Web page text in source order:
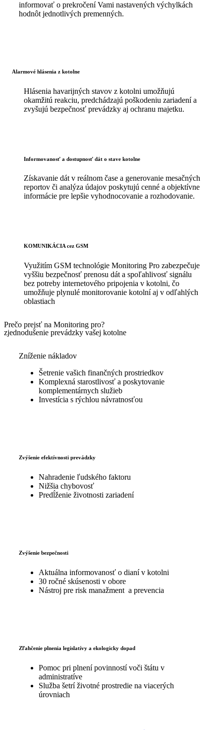
informovať o prekročení Vami nastavených výchylkách
hodnôt jednotlivých premenných.
Alarmové hlásenia z kotolne
Hlásenia havarijných stavov z kotolni umožňujú
okamžitú reakciu, predchádzajú poškodeniu zariadení a
zvyšujú bezpečnosť prevádzky aj ochranu majetku.
Informovanosť a dostupnosť dát o stave kotolne
Získavanie dát v reálnom čase a generovanie mesačných
reportov či analýza údajov poskytujú cenné a objektívne
informácie pre lepšie vyhodnocovanie a rozhodovanie.
KOMUNIKÁCIA cez GSM
Využitím GSM technológie Monitoring Pro zabezpečuje
vyššiu bezpečnosť prenosu dát a spoľahlivosť signálu
bez potreby internetového pripojenia v kotolni, čo
umožňuje plynulé monitorovanie kotolní aj v odľahlých
oblastiach
Prečo prejsť na Monitoring pro?
zjednodušenie prevádzky vašej kotolne
Zníženie nákladov
Šetrenie vašich finančných prostriedkov
Komplexná starostlivosť a poskytovanie
komplementárnych služieb
Investícia s rýchlou návratnosťou
Zvýšenie efektívnosti prevádzky
Nahradenie ľudského faktoru
Nižšia chybovosť
Predĺženie životnosti zariadení
Zvýšenie bezpečnosti
Aktuálna informovanosť o dianí v kotolni
30 ročné skúsenosti v obore
Nástroj pre risk manažment a prevencia
Zľahčenie plnenia legislatívy a ekologicky dopad
Pomoc pri plnení povinností voči štátu v
administratíve
Služba šetrí životné prostredie na viacerých
úrovniach